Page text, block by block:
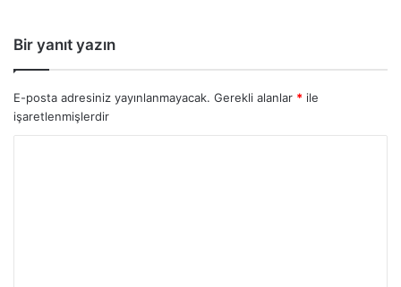
Bir yanıt yazın
E-posta adresiniz yayınlanmayacak. Gerekli alanlar * ile
işaretlenmişlerdir